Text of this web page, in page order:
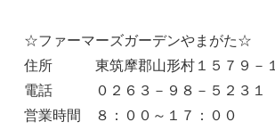
☆ファーマーズガーデンやまがた☆
住所 東筑摩郡山形村１５７９－１
電話 ０２６３－９８－５２３１
営業時間 ８：００～１７：００